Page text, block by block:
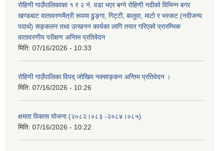
रोहिणी गाउँपालिकाका १ र २ नं. वडा भएर बग्ने रोहिणी नदीको विभिन्न बगर
खण्डबाट वातावरणमैत्री रूपमा ढुङ्गा, गिट्टी, बालुवा, माटो र भस्कट (नदीजन्य
पदार्थ) सङ्कलन तथा उत्खनन कार्यका लागि तयार गरिएको प्रारम्भिक
वातावरणीय परीक्षण अन्तिम प्रतिवेदन
मिति: 07/16/2026 - 10:33
रोहिणी गाउँपालिका विपद् जोखिम नक्साङ्कन अन्तिम प्रतिवेदन ।
मिति: 07/16/2026 - 10:26
क्षमता विकास योजना (२०८२।०८३‍ -२०८४।०८५)
मिति: 07/16/2026 - 10:22